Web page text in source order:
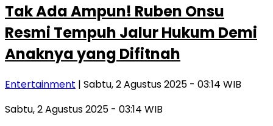
Tak Ada Ampun! Ruben Onsu
Resmi Tempuh Jalur Hukum Demi
Anaknya yang Difitnah
Entertainment | Sabtu, 2 Agustus 2025 - 03:14 WIB
Sabtu, 2 Agustus 2025 - 03:14 WIB